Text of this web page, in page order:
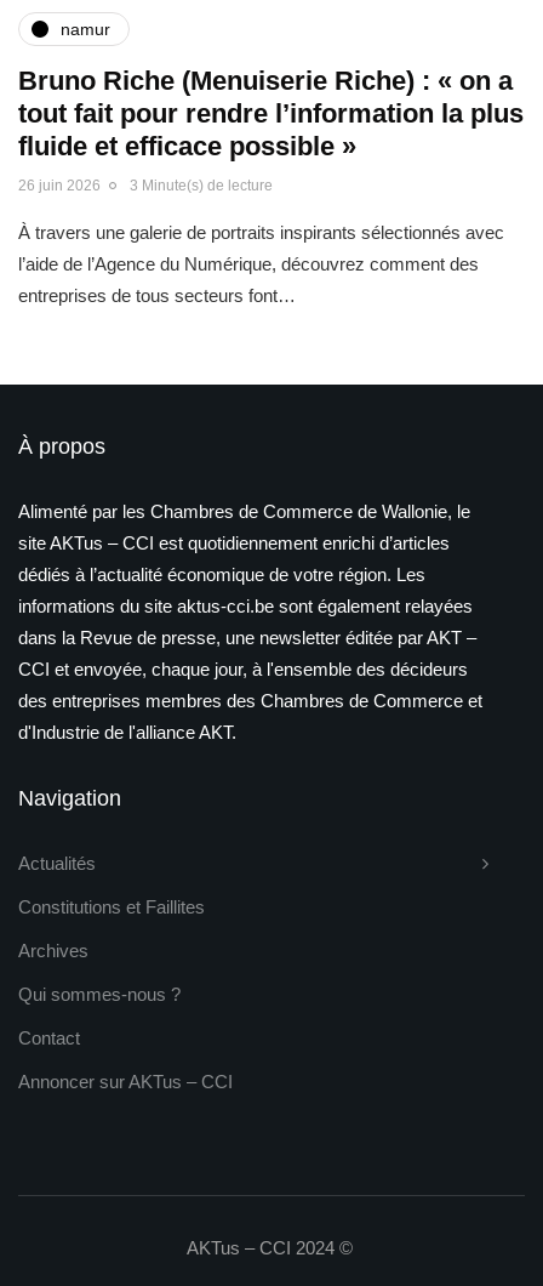
namur
Bruno Riche (Menuiserie Riche) : « on a
tout fait pour rendre l’information la plus
fluide et efficace possible »
26 juin 2026 3 Minute(s) de lecture
À travers une galerie de portraits inspirants sélectionnés avec
l’aide de l’Agence du Numérique, découvrez comment des
entreprises de tous secteurs font…
À propos
Alimenté par les Chambres de Commerce de Wallonie, le
site AKTus – CCI est quotidiennement enrichi d’articles
dédiés à l’actualité économique de votre région. Les
informations du site aktus-cci.be sont également relayées
dans la Revue de presse, une newsletter éditée par AKT –
CCI et envoyée, chaque jour, à l'ensemble des décideurs
des entreprises membres des Chambres de Commerce et
d'Industrie de l'alliance AKT.
Navigation
Actualités
Constitutions et Faillites
Archives
Qui sommes-nous ?
Contact
Annoncer sur AKTus – CCI
AKTus – CCI 2024 ©